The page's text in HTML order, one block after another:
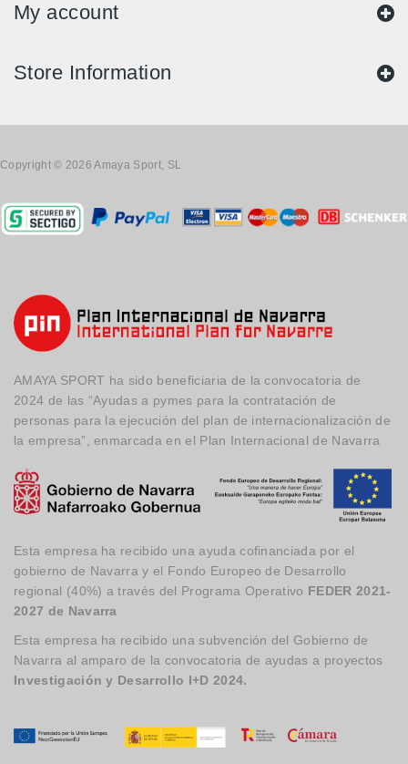
My account
Store Information
Copyright © 2026 Amaya Sport, SL
AMAYA SPORT ha sido beneficiaria de la convocatoria de
2024 de las “Ayudas a pymes para la contratación de
personas para la ejecución del plan de internacionalización de
la empresa”, enmarcada en el Plan Internacional de Navarra
Esta empresa ha recibido una ayuda cofinanciada por el
gobierno de Navarra y el Fondo Europeo de Desarrollo
regional (40%) a través del Programa Operativo FEDER 2021-
2027 de Navarra
Esta empresa ha recibido una subvención del Gobierno de
Navarra al amparo de la convocatoria de ayudas a proyectos
Investigación y Desarrollo I+D 2024.